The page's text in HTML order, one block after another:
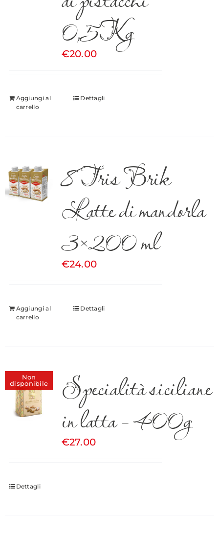
0,5Kg
€20.00
Aggiungi al
carrello
Dettagli
8 Tris Brik
Latte di mandorla
3×200 ml
€24.00
Aggiungi al
carrello
Dettagli
Non
disponibile
Specialità siciliane
in latta – 400g
€27.00
Dettagli